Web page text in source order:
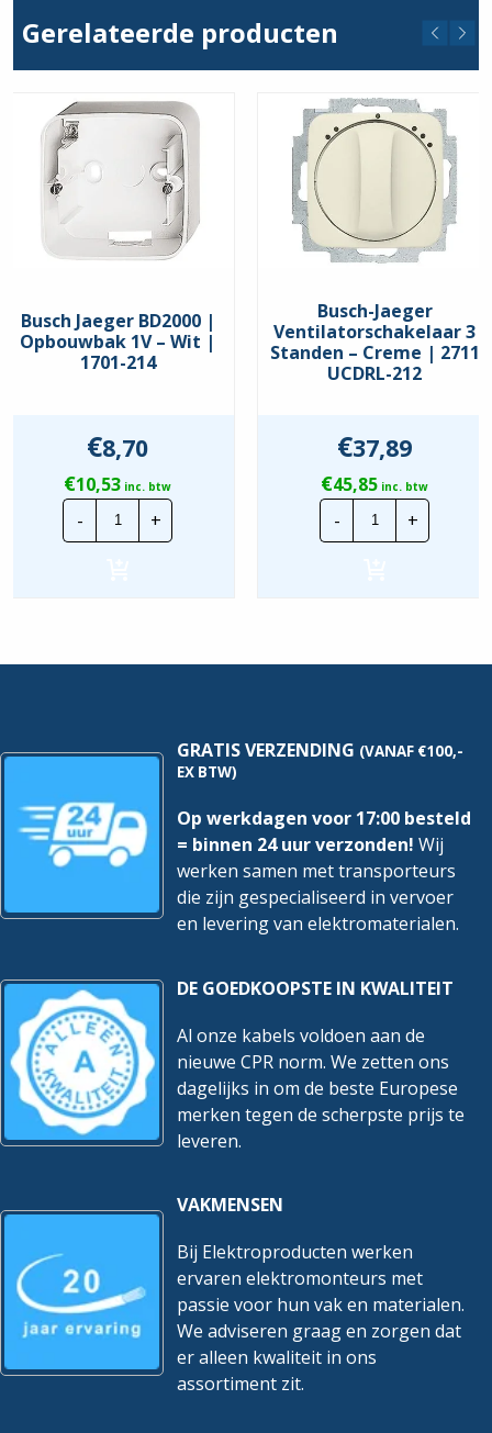
IP20
Montagewijze
Opbouw
Gerelateerde producten
Busch Jaeger BD2000 |
Opbouwbak 1V – Wit |
1701-214
€8,70
€10,53 inc. btw
-
Busch
Jaeger
BD2000
1701-
+
Busch-Jaeger
Ventilatorschakelaar 3
Standen – Creme | 2711
UCDRL-212
€37,89
€45,85 inc. btw
-
Busch-
Jaeger
UCDRL-
+
GRATIS VERZENDING (VANAF €100,-
EX BTW)
Op werkdagen voor 17:00 besteld
= binnen 24 uur verzonden! Wij
werken samen met transporteurs
die zijn gespecialiseerd in vervoer
en levering van elektromaterialen.
DE GOEDKOOPSTE IN KWALITEIT
Al onze kabels voldoen aan de
nieuwe CPR norm. We zetten ons
dagelijks in om de beste Europese
merken tegen de scherpste prijs te
leveren.
VAKMENSEN
Bij Elektroproducten werken
ervaren elektromonteurs met
passie voor hun vak en materialen.
We adviseren graag en zorgen dat
er alleen kwaliteit in ons
assortiment zit.